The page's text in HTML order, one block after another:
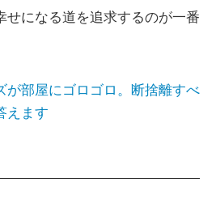
せになる道を追求するのが一番
が部屋にゴロゴロ。断捨離すべ
えます